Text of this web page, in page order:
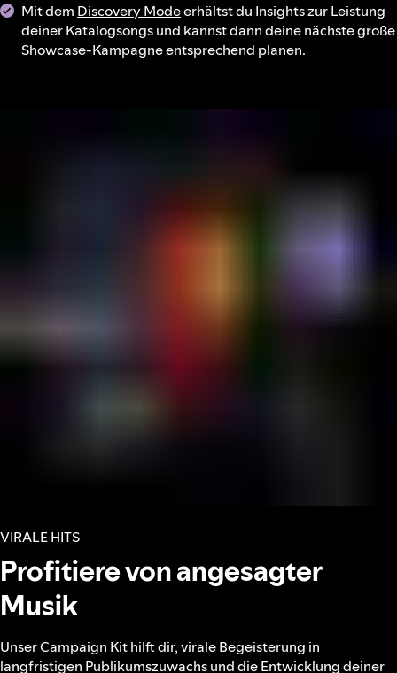
Mit dem Discovery Modeerhältst du Insights zur Leistung
deiner Katalogsongs und kannst dann deine nächste große
Showcase-Kampagne entsprechend planen.
VIRALE HITS
Profitiere von angesagter
Musik
Unser Campaign Kit hilft dir, virale Begeisterung in
langfristigen Publikumszuwachs und die Entwicklung deiner